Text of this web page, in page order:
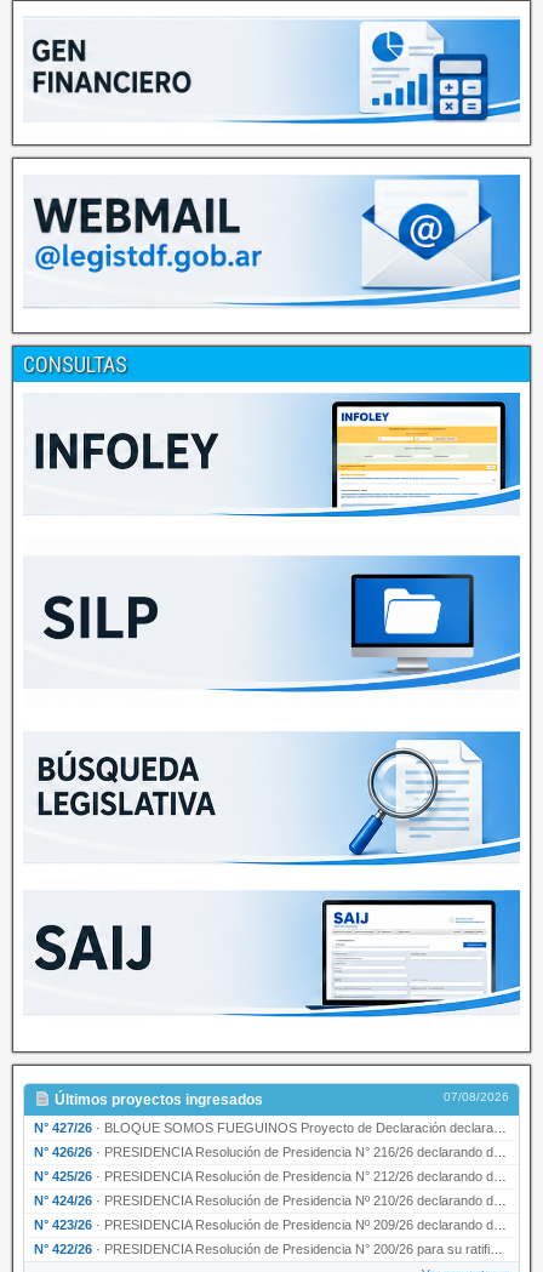
CONSULTAS
Últimos proyectos ingresados 07/08/2026
N° 427/26 · BLOQUE SOMOS FUEGUINOS Proyecto de Declaración declarando de interés provincial PRESIDENCI…
N° 426/26 · PRESIDENCIA Resolución de Presidencia N° 216/26 declarando de interés provincial la labor …
N° 425/26 · PRESIDENCIA Resolución de Presidencia N° 212/26 declarando de interés provincial el “50° A…
N° 424/26 · PRESIDENCIA Resolución de Presidencia Nº 210/26 declarando de interés provincial el proyec…
N° 423/26 · PRESIDENCIA Resolución de Presidencia Nº 209/26 declarando de interés provincial la presen…
N° 422/26 · PRESIDENCIA Resolución de Presidencia N° 200/26 para su ratificación.